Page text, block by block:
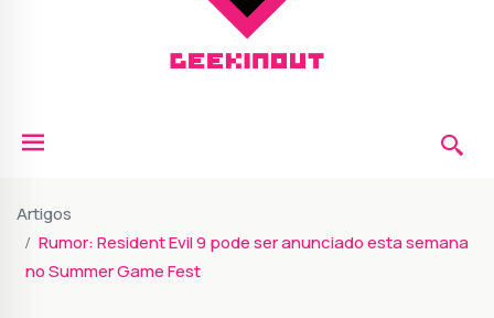
Artigos
Rumor: Resident Evil 9 pode ser anunciado esta semana
no Summer Game Fest